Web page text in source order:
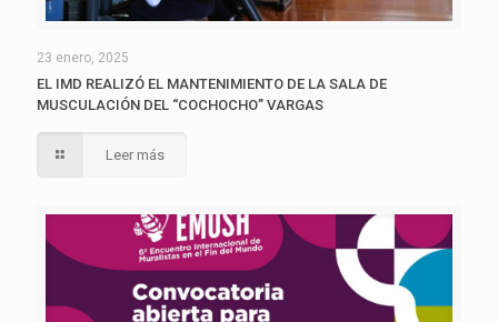
23 enero, 2025
EL IMD REALIZÓ EL MANTENIMIENTO DE LA SALA DE
MUSCULACIÓN DEL “COCHOCHO” VARGAS
Leer más